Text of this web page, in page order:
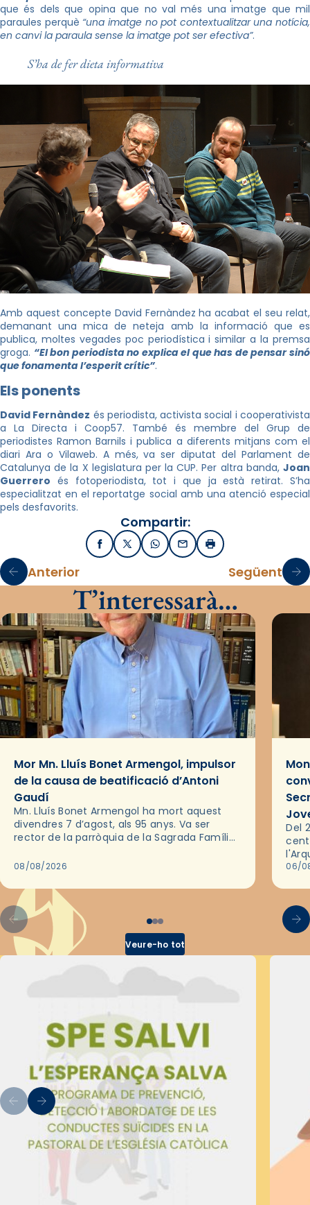
que és dels que opina que no val més una imatge que mil
paraules perquè “una imatge no pot contextualitzar una notícia,
en canvi la paraula sense la imatge pot ser efectiva”.
S’ha de fer dieta informativa
Amb aquest concepte David Fernàndez ha acabat el seu relat,
demanant una mica de neteja amb la informació que es
publica, moltes vegades poc periodísticai similar a la premsa
groga. “El bon periodista no explica el que has de pensar sinó
que fonamenta l’esperit crític”.
Els ponents
David Fernàndez és periodista, activista social i cooperativista
a La Directa i Coop57. També és membre del Grup de
periodistes Ramon Barnils i publica a diferents mitjans com el
diari Ara o Vilaweb. A més, va ser diputat del Parlament de
Catalunya de la X legislatura per la CUP. Per altra banda, Joan
Guerrero és fotoperiodista, tot i que ja està retirat. S’ha
especialitzat en el reportatge social amb una atenció especial
pels desfavorits.
Compartir:
FacebookX / TwitterWhatsApp
EmailImprimir
Anterior Següent
T’interessarà…
Mor Mn. Lluís Bonet Armengol, impulsor
de la causa de beatificació d’Antoni
Gaudí
Mn. Lluís Bonet Armengol ha mort aquest
divendres 7 d’agost, als 95 anys. Va ser
rector de la parròquia de la Sagrada Família
2018,…
08/08/2026
Del
les
06/
Veure-ho tot